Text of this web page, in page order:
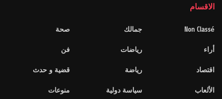
الاقسام
Non Classé
أراء
اقتصاد
الألعاب
جمالك
رياضات
رياضة
سياسة دولية
صحة
فن
قضية و حدث
منوعات